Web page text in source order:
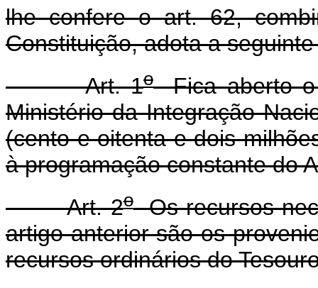
lhe confere o art. 62,
Constituição, adota a
Art. 1oFica aberto o
Ministério da Integração
(cento e oitenta e dois
à programação constante do
Art. 2oOs recursos
artigo anterior são os
recursos ordinários do